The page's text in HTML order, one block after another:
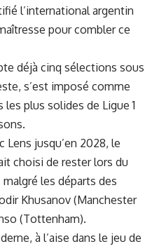
l’international argentin
pour combler ce
déjà cinq sélections sous
s’est imposé comme
les plus solides de Ligue 1
Lens jusqu’en 2028, le
choisi de rester lors du
les départs des
Khusanov (Manchester
(Tottenham).
à l’aise dans le jeu de